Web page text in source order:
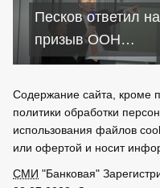
Песков ответил на
призыв ООН
вернуться к
это невозможно
Содержание сайта, кроме
политики обработки
использования файлов
или офертой и носит
СМИ "Банковая"